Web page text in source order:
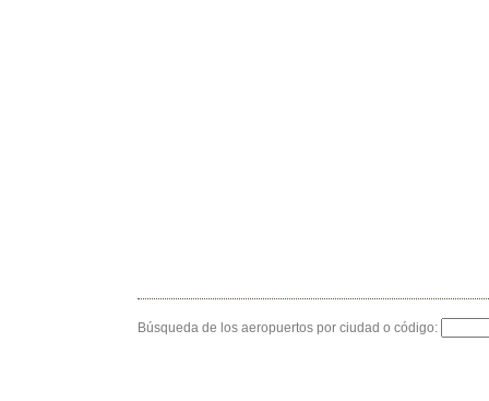
Búsqueda de los aeropuertos por ciudad o código: